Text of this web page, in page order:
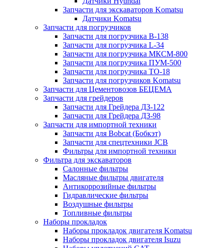
Запчасти для экскаваторов Komatsu
Датчики Komatsu
Запчасти для погрузчиков
Запчасти для погрузчика B-138
Запчасти для погрузчика L-34
Запчасти для погрузчика МКСМ-800
Запчасти для погрузчика ПУМ-500
Запчасти для погрузчика ТО-18
Запчасти для погрузчиков Komatsu
Запчасти для Цементовозов БЕЦЕМА
Запчасти для грейдеров
Запчасти для Грейдера ДЗ-122
Запчасти для Грейдера ДЗ-98
Запчасти для импортной техники
Запчасти для Bobcat (Бобкэт)
Запчасти для спецтехники JCB
Фильтры для импортной техники
Фильтра для экскаваторов
Салонные фильтры
Масляные фильтры двигателя
Антикоррозийные фильтры
Гидравлические фильтры
Воздушные фильтры
Топливные фильтры
Наборы прокладок
Наборы прокладок двигателя Komatsu
Наборы прокладок двигателя Isuzu